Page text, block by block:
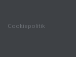
Cookiepolitik